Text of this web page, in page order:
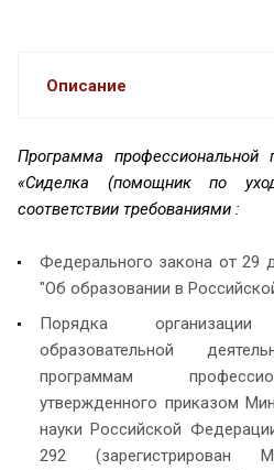
Описание
Программа профессиональной
«Сиделка (помощник по
соответствии требованиями :
Федерального закона от
"Об образовании в
Порядка
образовательной
программам
утвержденного приказом
науки Российской
292 (зарегистрирован